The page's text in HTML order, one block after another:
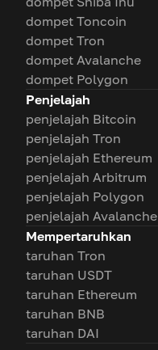
dompet Toncoin
dompet Tron
dompet Avalanche
dompet Polygon
Penjelajah
penjelajah Bitcoin
penjelajah Tron
penjelajah Ethereum
penjelajah Arbitrum
penjelajah Polygon
penjelajah Avalanche
Mempertaruhkan
taruhan Tron
taruhan USDT
taruhan Ethereum
taruhan BNB
taruhan DAI